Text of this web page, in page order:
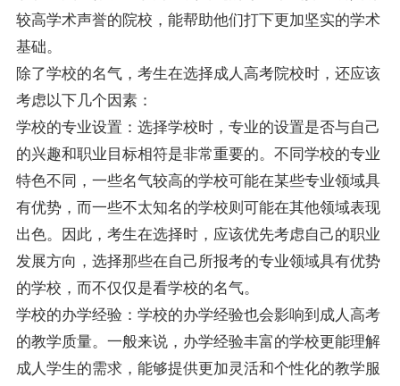
较高学术声誉的院校，能帮助他们打下更加坚实的学术
基础。
除了学校的名气，考生在选择成人高考院校时，还应该
考虑以下几个因素：
学校的专业设置：选择学校时，专业的设置是否与自己
的兴趣和职业目标相符是非常重要的。不同学校的专业
特色不同，一些名气较高的学校可能在某些专业领域具
有优势，而一些不太知名的学校则可能在其他领域表现
出色。因此，考生在选择时，应该优先考虑自己的职业
发展方向，选择那些在自己所报考的专业领域具有优势
的学校，而不仅仅是看学校的名气。
学校的办学经验：学校的办学经验也会影响到成人高考
的教学质量。一般来说，办学经验丰富的学校更能理解
成人学生的需求，能够提供更加灵活和个性化的教学服